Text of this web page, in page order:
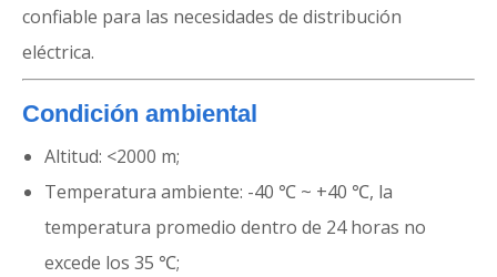
confiable para las necesidades de distribución
eléctrica.
Condición ambiental
Altitud: <2000 m;
Temperatura ambiente: -40 ℃ ~ +40 ℃, la
temperatura promedio dentro de 24 horas no
excede los 35 ℃;